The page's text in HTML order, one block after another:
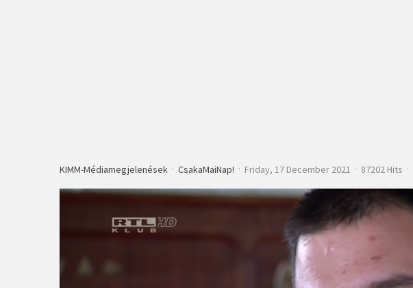
KIMM-Médiamegjelenések CsakaMaiNap! Friday, 17 December 2021 87202 Hits